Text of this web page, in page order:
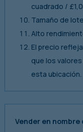
cuadrado /
Tamaño de
Alto
El precio
que los
esta ubicación.
Vender en nombre